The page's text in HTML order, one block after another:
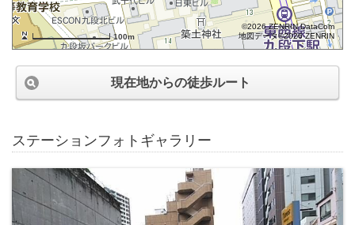
100m
©2026 ZENRIN DataCom
地図データ©2026 ZENRIN
現在地からの徒歩ルート
ステーションフォトギャラリー